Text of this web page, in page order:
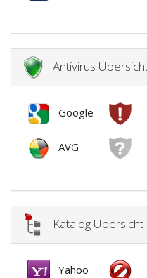
Antivirus
Google
AVG
Katalog Übersicht
Yahoo